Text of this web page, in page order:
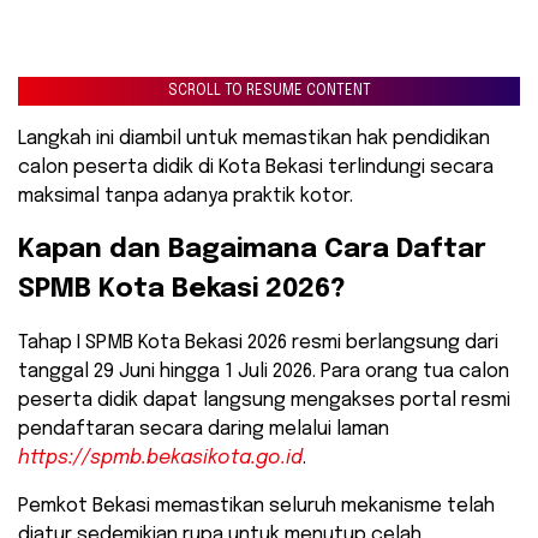
SCROLL TO RESUME CONTENT
Langkah ini diambil untuk memastikan hak pendidikan
calon peserta didik di Kota Bekasi terlindungi secara
maksimal tanpa adanya praktik kotor.
​Kapan dan Bagaimana Cara Daftar
SPMB Kota Bekasi 2026?
​Tahap I SPMB Kota Bekasi 2026 resmi berlangsung dari
tanggal 29 Juni hingga 1 Juli 2026. Para orang tua calon
peserta didik dapat langsung mengakses portal resmi
pendaftaran secara daring melalui laman
https://spmb.bekasikota.go.id.
Pemkot Bekasi memastikan seluruh mekanisme telah